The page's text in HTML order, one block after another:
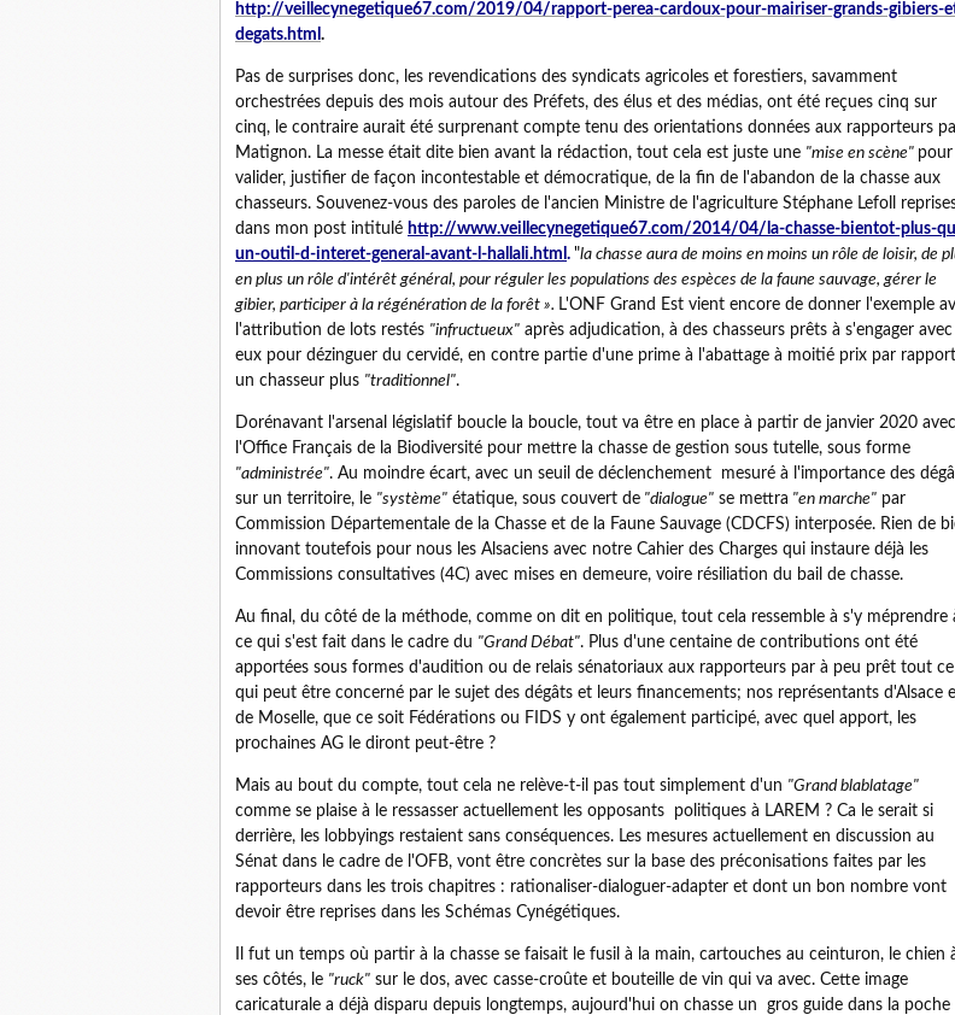
http://veillecynegetique67.com/2019/04/rapport-perea-cardoux-pour-mairiser-grands-gibiers-
degats.html .
Pas de surprises donc, les revendications des syndicats agricoles et forestiers, savamment
orchestrées depuis des mois autour des Préfets, des élus et des médias, ont été reçues cinq sur
cinq, le contraire aurait été surprenant compte tenu des orientations données aux rapporteurs
Matignon. La messe était dite bien avant la rédaction, tout cela est juste une "mise en scène" pour
valider, justifier de façon incontestable et démocratique, de la fin de l'abandon de la chasse aux
chasseurs. Souvenez-vous des paroles de l'ancien Ministre de l'agriculture Stéphane Lefoll
dans mon post intitulé http://www.veillecynegetique67.com/2014/04/la-chasse-bientot-plus-
un-outil-d-interet-general-avant-l-hallali.html . "la chasse aura de moins en moins un rôle de loisir, de
en plus un rôle d'intérêt général, pour réguler les populations des espèces de la faune sauvage, gérer le
gibier, participer à la régénération de la forêt ». L'ONF Grand Est vient encore de donner l'exemple
l'attribution de lots restés "infructueux" après adjudication, à des chasseurs prêts à s'engager avec
eux pour dézinguer du cervidé, en contre partie d'une prime à l'abattage à moitié prix par
un chasseur plus "traditionnel".
Dorénavant l'arsenal législatif boucle la boucle, tout va être en place à partir de janvier 2020 avec
l'Office Français de la Biodiversité pour mettre la chasse de gestion sous tutelle, sous forme
"administrée". Au moindre écart, avec un seuil de déclenchement mesuré à l'importance des
sur un territoire, le "système" étatique, sous couvert de "dialogue" se mettra "en marche" par
Commission Départementale de la Chasse et de la Faune Sauvage (CDCFS) interposée. Rien de
innovant toutefois pour nous les Alsaciens avec notre Cahier des Charges qui instaure déjà les
Commissions consultatives (4C) avec mises en demeure, voire résiliation du bail de chasse.
Au final, du côté de la méthode, comme on dit en politique, tout cela ressemble à s'y méprendre
ce qui s'est fait dans le cadre du "Grand Débat". Plus d'une centaine de contributions ont été
apportées sous formes d'audition ou de relais sénatoriaux aux rapporteurs par à peu prêt tout ce
qui peut être concerné par le sujet des dégâts et leurs financements; nos représentants d'Alsace
de Moselle, que ce soit Fédérations ou FIDS y ont également participé, avec quel apport, les
prochaines AG le diront peut-être ?
Mais au bout du compte, tout cela ne relève-t-il pas tout simplement d'un "Grand blablatage"
comme se plaise à le ressasser actuellement les opposants politiques à LAREM ? Ca le serait si
derrière, les lobbyings restaient sans conséquences. Les mesures actuellement en discussion au
Sénat dans le cadre de l'OFB, vont être concrètes sur la base des préconisations faites par les
rapporteurs dans les trois chapitres : rationaliser-dialoguer-adapter et dont un bon nombre vont
devoir être reprises dans les Schémas Cynégétiques.
Il fut un temps où partir à la chasse se faisait le fusil à la main, cartouches au ceinturon, le chien
ses côtés, le "ruck" sur le dos, avec casse-croûte et bouteille de vin qui va avec. Cette image
caricaturale a déjà disparu depuis longtemps, aujourd'hui on chasse un gros guide dans la poche